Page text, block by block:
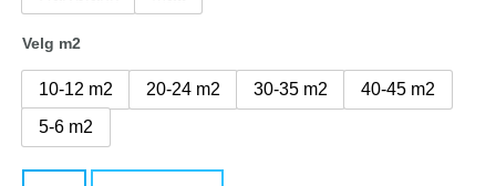
Velg m2
10-12 m2 20-24 m2 30-35 m2
40-45 m2
5-6 m2